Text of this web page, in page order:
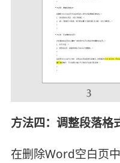
方法四：调整段落格
在删除Word空白页